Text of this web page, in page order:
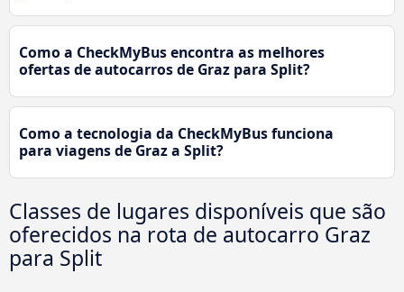
Como a CheckMyBus encontra as melhores
ofertas de autocarros de Graz para Split?
Como a tecnologia da CheckMyBus funciona
para viagens de Graz a Split?
Classes de lugares disponíveis que são
oferecidos na rota de autocarro Graz
para Split